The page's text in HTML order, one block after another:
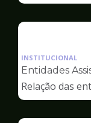
INSTITUCIONAL
Entidades
Relação das